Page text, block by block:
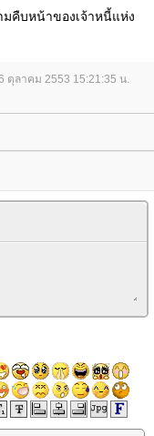
คืบหน้าของเจ้าหนี้แห่ง
ตุลาคม 2553 15:21:35 น.